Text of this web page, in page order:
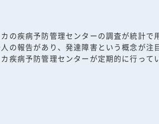
疾病予防管理センターの調査が統計で
の報告があり、発達障害という概念が注
疾病予防管理センターが定期的に行って